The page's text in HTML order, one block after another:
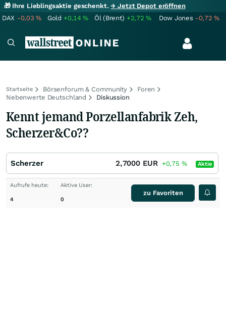
🎁 Ihre Lieblingsaktie geschenkt.→ Jetzt Depot eröffnen
DAX -0,03% Gold +0,14% Öl (Brent) +2,72% Dow Jones -0,72%
Startseite Börsenforum & Community
Foren
Nebenwerte Deutschland
Diskussion
Kennt jemand Porzellanfabrik Zeh,
Scherzer&Co??
Scherzer 2,7000 EUR +0,75 % Aktie
Aufrufe heute:
4
Aktive User:
0
zu Favoriten